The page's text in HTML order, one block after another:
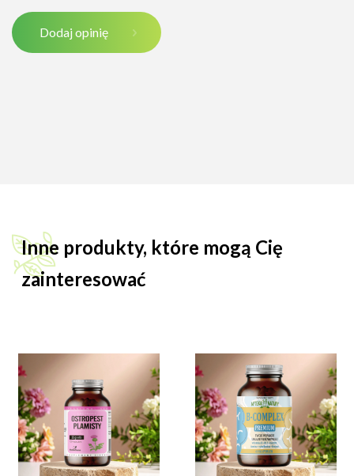
Dodaj opinię
Inne produkty, które mogą Cię
zainteresować